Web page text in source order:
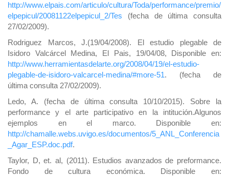
http://www.elpais.com/articulo/cultura/Toda/performance/premio/
elpepicul/20081122elpepicul_2/Tes (fecha de última consulta
27/02/2009).
Rodriguez Marcos, J.(19/04/2008). El estudio plegable de
Isidoro Valcárcel Medina, El Pais, 19/04/08, Disponible en:
http://www.herramientasdelarte.org/2008/04/19/el-estudio-
plegable-de-isidoro-valcarcel-medina/#more-51. (fecha de
última consulta 27/02/2009).
Ledo, A. (fecha de última consulta 10/10/2015). Sobre la
performance y el arte participativo en la intitución.Algunos
ejemplos en el marco. Disponible en:
http://chamalle.webs.uvigo.es/documentos/5_ANL_Conferencia
_Agar_ESP.doc.pdf.
Taylor, D, et. al, (2011). Estudios avanzados de preformance.
Fondo de cultura económica. Disponible en: